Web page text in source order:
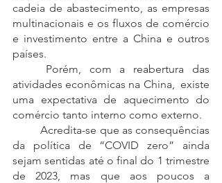
cadeia de abastecimento, as empresas
multinacionais e os fluxos de comércio
e investimento entre a China e outros
países.
atividades econômicas na China,  existe
uma expectativa de aquecimento do
comércio tanto interno como externo.
	Acredita-se que as consequências
da política de “COVID zero” ainda
sejam sentidas até o final do 1 trimestre
de 2023, mas que aos poucos a